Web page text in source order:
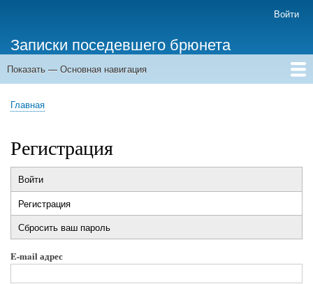
основному
содержанию
учётной
записи
пользователя
Войти
Записки поседевшего брюнета
Основная
Показать — Основная навигация
Главная
Строка
Главная
Регистрация
Главные
вкладки
Войти
Регистрация
вкладка)
Сбросить ваш пароль
E-mail адрес